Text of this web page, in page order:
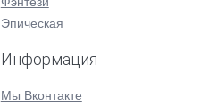
Эпическая
Информация
Мы Вконтакте